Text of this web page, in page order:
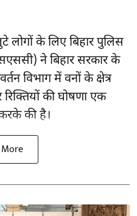
लोगों के लिए बिहार पुलिस
ने बिहार सरकार के
विभाग में वनों के क्षेत्र
रिक्तियों की घोषणाएक
की है।